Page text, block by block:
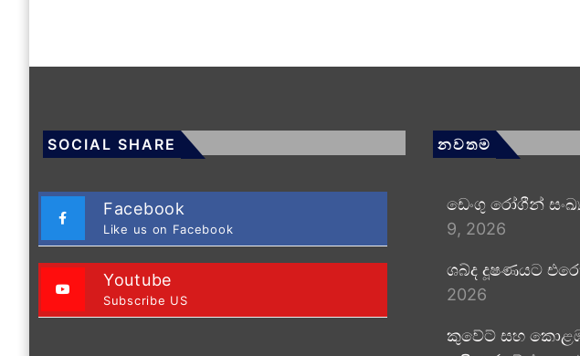
SOCIAL SHARE
Facebook
Like us on Facebook
Youtube
Subscribe US
නවතම
ඩෙංගු රෝගීන්
9, 2026
ශබ්ද දූෂණයට
2026
කුවේට් සහ කොළඹ